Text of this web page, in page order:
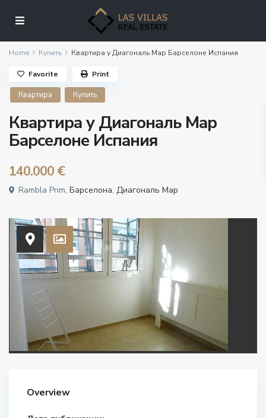
Home Купить Квартира у Диагональ Мар Барселоне Испания
Квартира Купить
Квартира у Диагональ Мар
Барселоне Испания
140.000 €
Rambla Prim,Барселона,Диагональ Мар
Favorite Print
Overview